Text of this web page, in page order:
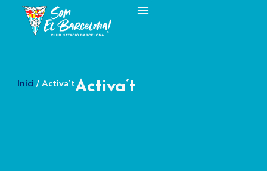
Inici / Activa’tActiva’t